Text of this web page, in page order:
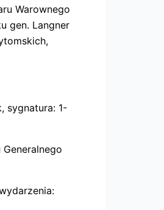
Warownego
gen. Langner
sygnatura: 1-